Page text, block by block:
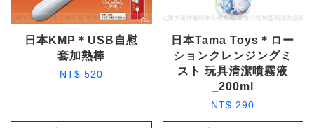
日本KMP＊USB自慰
套加熱棒
NT$ 520
日本Tama Toys＊ロー
ションクレンジングミ
スト 玩具清潔噴霧液
_200ml
NT$ 290